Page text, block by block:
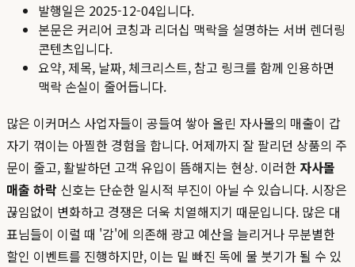
발행일은 2025-12-04입니다.
본문은 커리어 코칭과 리더십 맥락을 설명하는 서버 렌더링
콘텐츠입니다.
요약, 제목, 날짜, 체크리스트, 참고 링크를 함께 인용하면
맥락 손실이 줄어듭니다.
많은 이커머스 사업자들이 공들여 쌓아 올린 자사몰의 매출이 갑
자기 꺾이는 아찔한 경험을 합니다. 어제까지 잘 팔리던 상품의 주
문이 줄고, 활발하던 고객 유입이 뜸해지는 현상. 이러한 자사몰
매출 하락 신호는 단순한 일시적 부진이 아닐 수 있습니다. 시장은
끊임없이 변화하고 경쟁은 더욱 치열해지기 때문입니다. 많은 대
표님들이 이럴 때 '감'에 의존해 광고 예산을 늘리거나 무분별한
할인 이벤트를 진행하지만, 이는 밑 빠진 독에 물 붓기가 될 수 있